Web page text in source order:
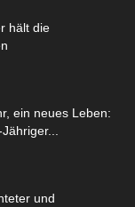
hält die
ein neues Leben:
und